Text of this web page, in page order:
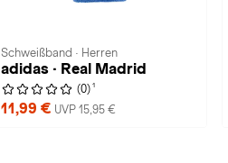
Schweißband · Herren
adidas · Real Madrid
(0) 1
11,99 € UVP 15,95 €